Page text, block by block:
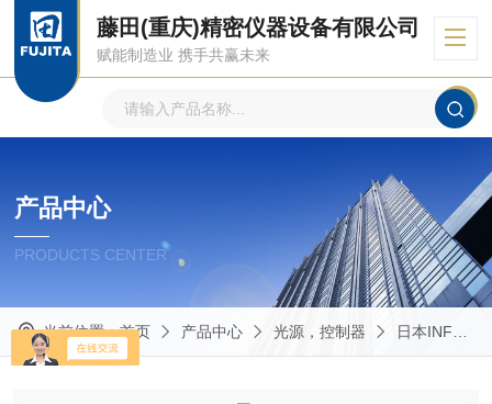
藤田(重庆)精密仪器设备有限公司
赋能制造业 携手共赢未来
产品中心
PRODUCTS CENTER
当前位置：首页 产品中心 光源，控制器 日本INFLIDGE英富丽